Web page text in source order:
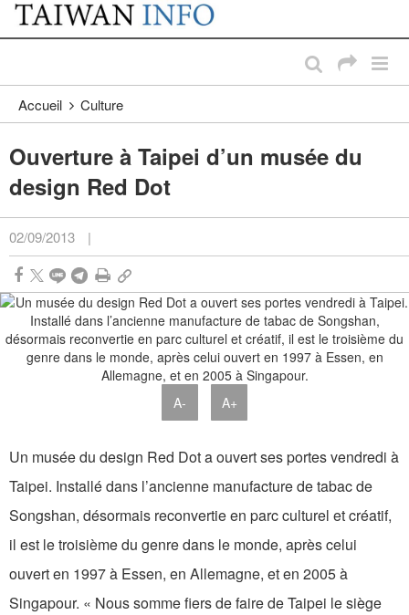
Passer au contenu principal
:::
Accueil Culture
Ouverture à Taipei d’un musée du
design Red Dot
02/09/2013 |
A- A+
Un musée du design Red Dot a ouvert ses portes vendredi à
Taipei. Installé dans l’ancienne manufacture de tabac de
Songshan, désormais reconvertie en parc culturel et créatif,
il est le troisième du genre dans le monde, après celui
ouvert en 1997 à Essen, en Allemagne, et en 2005 à
Singapour. « Nous somme fiers de faire de Taipei le siège